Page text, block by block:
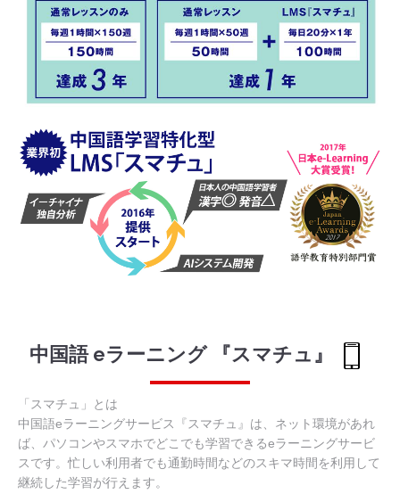
中国語 eラーニング 『スマチュ』
「スマチュ」とは
中国語eラーニングサービス『スマチュ』は、ネット環境があれ
ば、パソコンやスマホでどこでも学習できるeラーニングサービ
スです。忙しい利用者でも通勤時間などのスキマ時間を利用して
継続した学習が行えます。